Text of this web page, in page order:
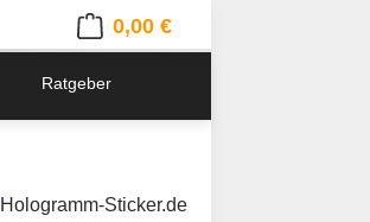
0,00 €
Warenkorb enthält 0 Positionen.
Ratgeber